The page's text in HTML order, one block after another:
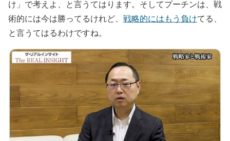
け」で考えよ、と言うてはります。そしてプーチンは、戦
術的には今は勝ってるけれど、 戦略的にはもう負けてる、
と言うてはるわけですね。